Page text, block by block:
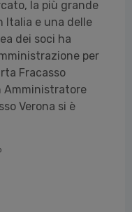
la più grande
Italia e una delle
dei soci ha
per
Fracasso
Amministratore
Verona si è